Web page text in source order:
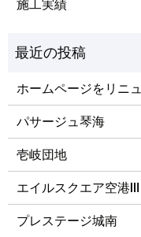
施工実績
ホームページをリニ
パサージュ琴海
壱岐団地
エイルスクエア空港Ⅲ
プレステージ城南